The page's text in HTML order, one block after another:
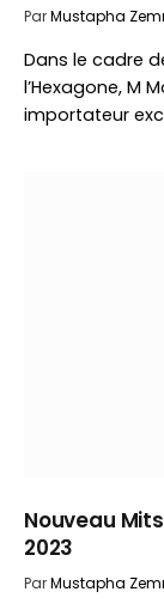
ParMustapha
Dans le cadre
l’Hexagone, M
importateur
Nouveau
2023
ParMustapha